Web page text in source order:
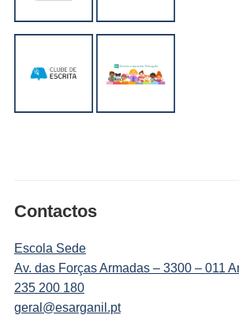
Contactos
Escola Sede
Av. das Forças Armadas – 3300 – 011
235 200 180
geral@esarganil.pt